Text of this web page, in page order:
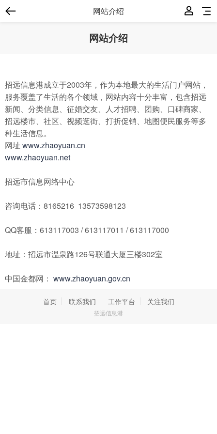
网站介绍
网站介绍
招远信息港成立于2003年，作为本地最大的生活门户网站，
服务覆盖了生活的各个领域，网站内容十分丰富，包含招远
新闻、分类信息、征婚交友、人才招聘、团购、口碑商家、
招远楼市、社区、视频逛街、打折促销、地图便民服务等多
种生活信息。
网址 www.zhaoyuan.cn
www.zhaoyuan.net
招远市信息网络中心
咨询电话：8165216 13573598123
QQ客服：613117003 / 613117011 / 613117000
地址：招远市温泉路126号联通大厦三楼302室
中国金都网： www.zhaoyuan.gov.cn
首页 联系我们 工作平台 关注我们
招远信息港